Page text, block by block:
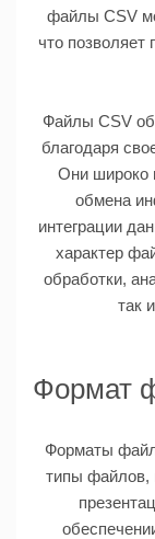
файлы CSV
что
Файлы CSV
благодаря
Они широко
обмена
интеграции
характер
обработки,
так
Формат
Форматы
типы файлов,